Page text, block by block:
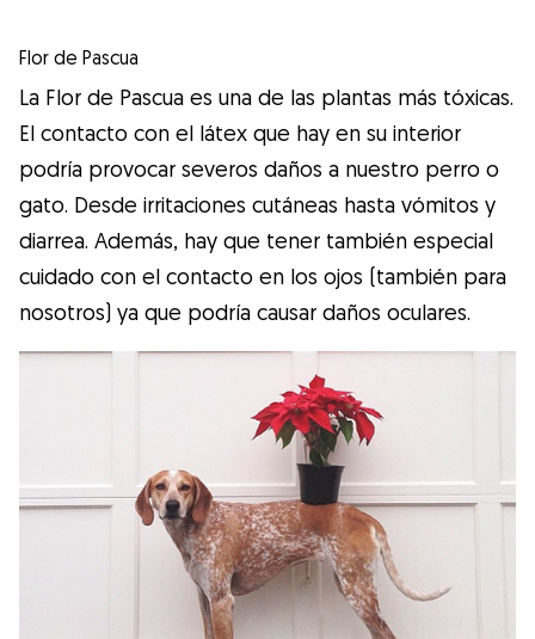
Flor de Pascua
La Flor de Pascua es una de las plantas más tóxicas.
El contacto con el látex que hay en su interior
podría provocar severos daños a nuestro perro o
gato. Desde irritaciones cutáneas hasta vómitos y
diarrea. Además, hay que tener también especial
cuidado con el contacto en los ojos (también para
nosotros) ya que podría causar daños oculares.